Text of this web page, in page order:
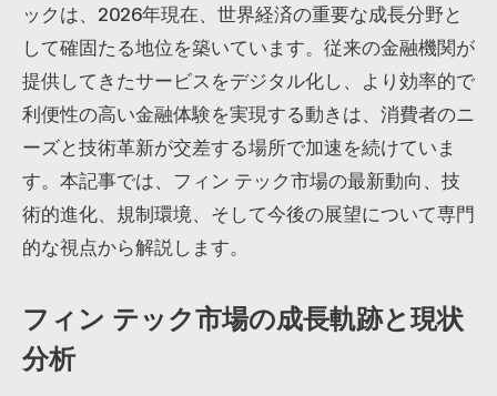
ックは、2026年現在、世界経済の重要な成長分野と
して確固たる地位を築いています。従来の金融機関が
提供してきたサービスをデジタル化し、より効率的で
利便性の高い金融体験を実現する動きは、消費者のニ
ーズと技術革新が交差する場所で加速を続けていま
す。本記事では、フィン テック市場の最新動向、技
術的進化、規制環境、そして今後の展望について専門
的な視点から解説します。
フィン テック市場の成長軌跡と現状
分析